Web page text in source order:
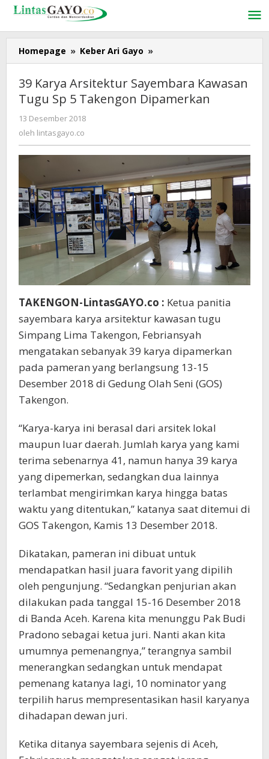
Lewati
konten
Homepage » Keber Ari Gayo »
Karya
Arsitektur
Sayembara
Kawasan
Dipamerkan
39 Karya Arsitektur Sayembara Kawasan
Tugu Sp 5 Takengon Dipamerkan
13 Desember 2018
oleh lintasgayo.co
TAKENGON-LintasGAYO.co : Ketua panitia
sayembara karya arsitektur kawasan tugu
Simpang Lima Takengon, Febriansyah
mengatakan sebanyak 39 karya dipamerkan
pada pameran yang berlangsung 13-15
Desember 2018 di Gedung Olah Seni (GOS)
Takengon.
“Karya-karya ini berasal dari arsitek lokal
maupun luar daerah. Jumlah karya yang kami
terima sebenarnya 41, namun hanya 39 karya
yang dipemerkan, sedangkan dua lainnya
terlambat mengirimkan karya hingga batas
waktu yang ditentukan,” katanya saat ditemui di
GOS Takengon, Kamis 13 Desember 2018.
Dikatakan, pameran ini dibuat untuk
mendapatkan hasil juara favorit yang dipilih
oleh pengunjung. “Sedangkan penjurian akan
dilakukan pada tanggal 15-16 Desember 2018
di Banda Aceh. Karena kita menunggu Pak Budi
Pradono sebagai ketua juri. Nanti akan kita
umumnya pemenangnya,” terangnya sambil
menerangkan sedangkan untuk mendapat
pemenang katanya lagi, 10 nominator yang
terpilih harus mempresentasikan hasil karyanya
dihadapan dewan juri.
Ketika ditanya sayembara sejenis di Aceh,